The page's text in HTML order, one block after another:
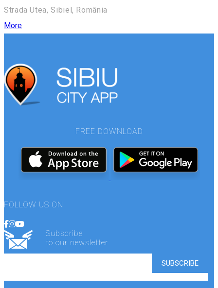
Strada Utea, Sibiel, România
More
FREE DOWNLOAD
FOLLOW US ON
Subscribe
to our newsletter